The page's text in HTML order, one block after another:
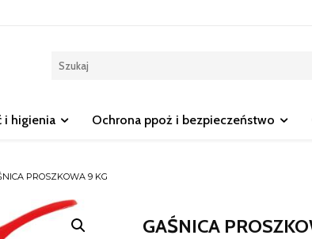
i higienia Ochrona ppoż i bezpieczeństwo
PROSZKOWA 9 KG
GAŚNICA